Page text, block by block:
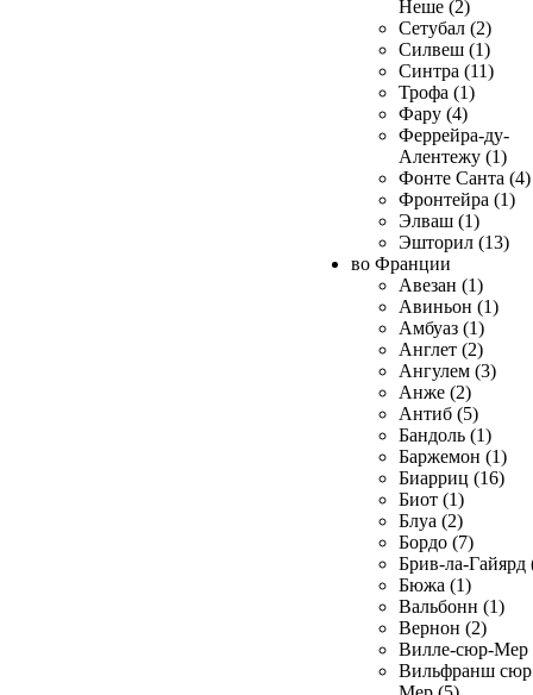
Неше (2)
Сетубал (2)
Силвеш (1)
Синтра (11)
Трофа (1)
Фару (4)
Феррейра-ду-
Алентежу (1)
Фонте Санта (4)
Фронтейра (1)
Элваш (1)
Эшторил (13)
во Франции
Авезан (1)
Авиньон (1)
Амбуаз (1)
Англет (2)
Ангулем (3)
Анже (2)
Антиб (5)
Бандоль (1)
Баржемон (1)
Биарриц (16)
Биот (1)
Блуа (2)
Бордо (7)
Брив-ла-Гайярд
Бюжа (1)
Вальбонн (1)
Вернон (2)
Вилле-сюр-Мер
Вильфранш сюр